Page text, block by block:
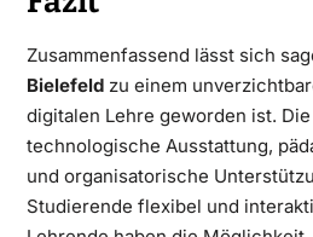
Zusammenfassend lässt sich
Bielefeldzu einem
digitalen Lehre geworden ist.
technologische Ausstattung,
und organisatorische
Studierende flexibel und